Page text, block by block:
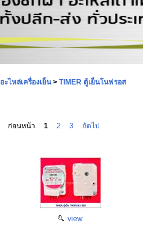
อะไหล่เครื่องเย็น> TIMER ตู้เย็นโนฟรอส
ก่อนหน้า 1 2 3 ถัดไป
view